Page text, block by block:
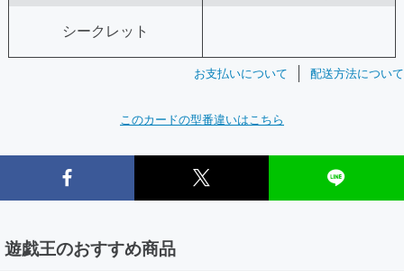
シークレット
お支払いについて 配送方法について
このカードの型番違いはこちら
遊戯王のおすすめ商品